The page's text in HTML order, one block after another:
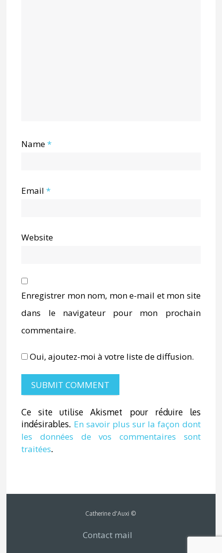
Name*
Email*
Website
Enregistrer mon nom, mon e-mail et mon site
dans le navigateur pour mon prochain
commentaire.
Oui, ajoutez-moi à votre liste de diffusion.
Ce site utilise Akismet pour réduire les
indésirables. En savoir plus sur la façon dont
les données de vos commentaires sont
traitées.
Catherine d'Auxi ©
Contact mail